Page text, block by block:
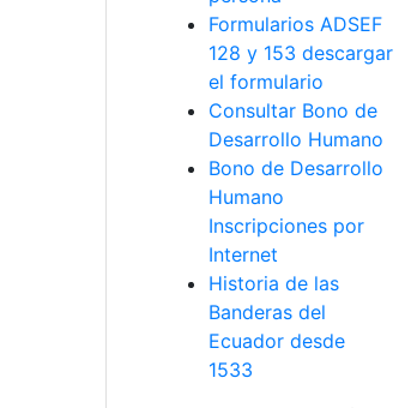
Formularios ADSEF
128 y 153 descargar
el formulario
Consultar Bono de
Desarrollo Humano
Bono de Desarrollo
Humano
Inscripciones por
Internet
Historia de las
Banderas del
Ecuador desde
1533